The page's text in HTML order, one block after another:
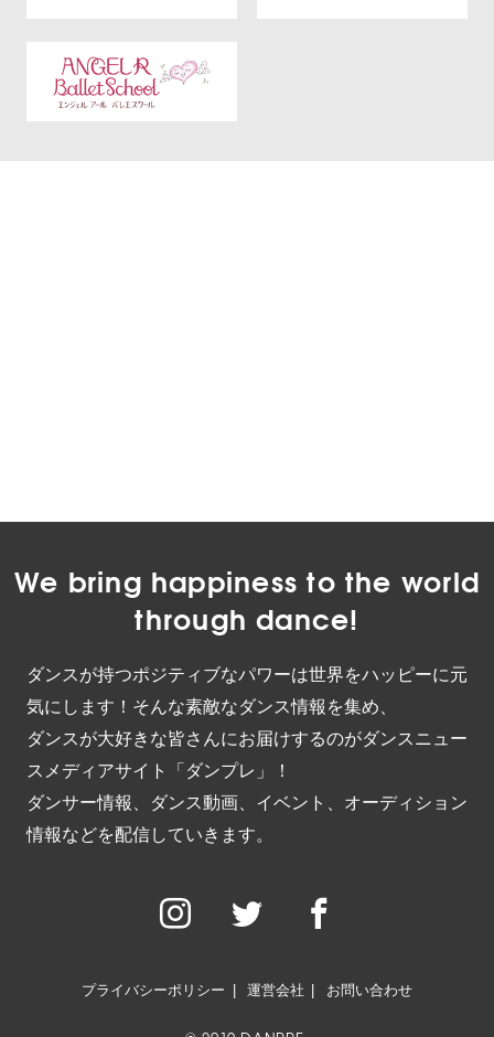
We bring happiness to the world
through dance!
ダンスが持つポジティブなパワーは世界をハッピーに元
気にします！そんな素敵なダンス情報を集め、
ダンスが大好きな皆さんにお届けするのがダンスニュー
スメディアサイト「ダンプレ」！
ダンサー情報、ダンス動画、イベント、オーディション
情報などを配信していきます。
プライバシーポリシー 運営会社 お問い合わせ